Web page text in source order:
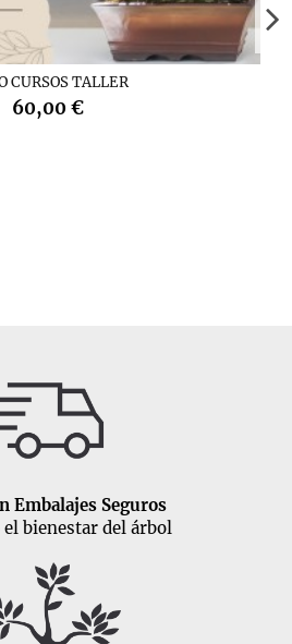
CURSOS TALLER
60,00 €
Embalajes Seguros
el bienestar del árbol